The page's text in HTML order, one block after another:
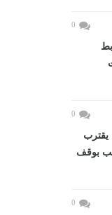
0
رابط
0
بوقف
0